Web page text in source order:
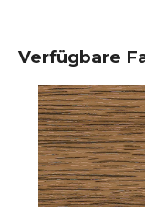
Verfügbare